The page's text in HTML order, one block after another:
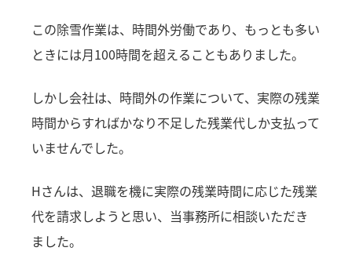
この除雪作業は、時間外労働であり、もっとも多い
ときには月100時間を超えることもありました。
しかし会社は、時間外の作業について、実際の残業
時間からすればかなり不足した残業代しか支払って
いませんでした。
Hさんは、退職を機に実際の残業時間に応じた残業
代を請求しようと思い、当事務所に相談いただき
ました。